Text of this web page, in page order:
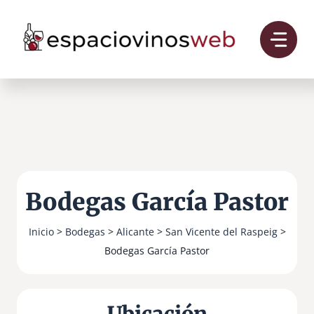
contenido
Bodegas García Pastor
Inicio> Bodegas > Alicante> San Vicente del Raspeig>
Bodegas García Pastor